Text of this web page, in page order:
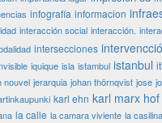
infografía informacion
interacción social interacción.
intersecciones
iquique isla istambul istanbul
nouvel jerarquia johan thörnqvist jose
karl ehn karl marx hof
la calle la camara viviente la casilina